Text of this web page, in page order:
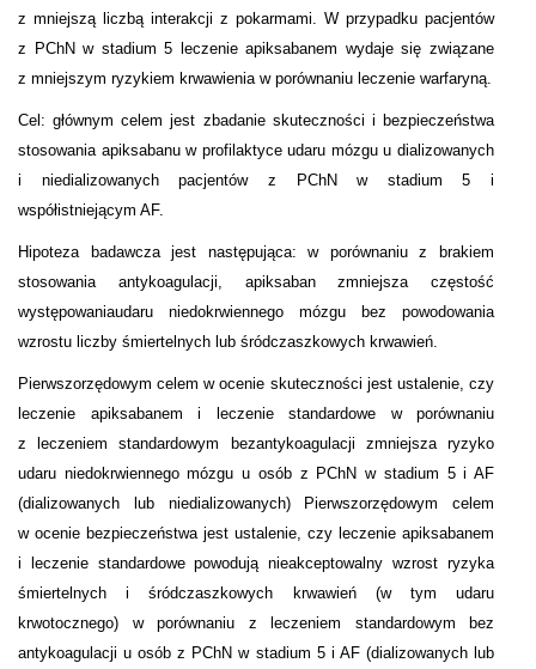
z mniejszą liczbą interakcji z pokarmami. W przypadku pacjentów
z PChN w stadium 5 leczenie apiksabanem wydaje się związane
z mniejszym ryzykiem krwawienia w porównaniu leczenie warfaryną.
Cel: głównym celem jest zbadanie skuteczności i bezpieczeństwa
stosowania apiksabanu w profilaktyce udaru mózgu u dializowanych
i niedializowanych pacjentów z PChN w stadium 5 i
współistniejącym AF.
Hipoteza badawcza jest następująca: w porównaniu z brakiem
stosowania antykoagulacji, apiksaban zmniejsza częstość
występowaniaudaru niedokrwiennego mózgu bez powodowania
wzrostu liczby śmiertelnych lub śródczaszkowych krwawień.
Pierwszorzędowym celem w ocenie skuteczności jest ustalenie, czy
leczenie apiksabanem i leczenie standardowe w porównaniu
z leczeniem standardowym bezantykoagulacji zmniejsza ryzyko
udaru niedokrwiennego mózgu u osób z PChN w stadium 5 i AF
(dializowanych lub niedializowanych) Pierwszorzędowym celem
w ocenie bezpieczeństwa jest ustalenie, czy leczenie apiksabanem
i leczenie standardowe powodują nieakceptowalny wzrost ryzyka
śmiertelnych i śródczaszkowych krwawień (w tym udaru
krwotocznego) w porównaniu z leczeniem standardowym bez
antykoagulacji u osób z PChN w stadium 5 i AF (dializowanych lub